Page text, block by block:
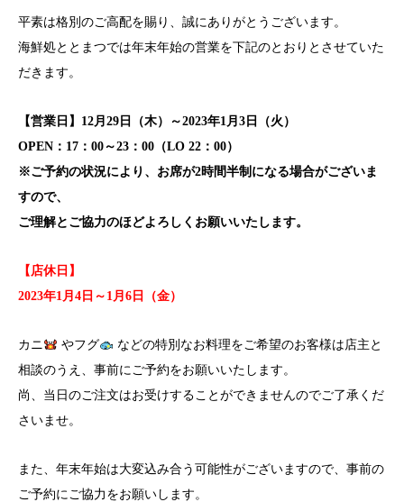
平素は格別のご高配を賜り、誠にありがとうございます。
海鮮処ととまつでは年末年始の営業を下記のとおりとさせていた
だきます。
【営業日】12月29日（木）～2023年1月3日（火）
OPEN：17：00～23：00（LO 22：00）
※ご予約の状況により、お席が2時間半制になる場合がございま
すので、
ご理解とご協力のほどよろしくお願いいたします。
【店休日】
2023年1月4日～1月6日（金）
カニ やフグ
などの特別なお料理をご希望のお客様は店主と
相談のうえ、事前にご予約をお願いいたします。
尚、当日のご注文はお受けすることができませんのでご了承くだ
さいませ。
また、年末年始は大変込み合う可能性がございますので、事前の
ご予約にご協力をお願いします。